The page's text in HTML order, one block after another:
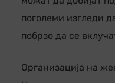
поголеми изгледи
побрзо да се
Организација на